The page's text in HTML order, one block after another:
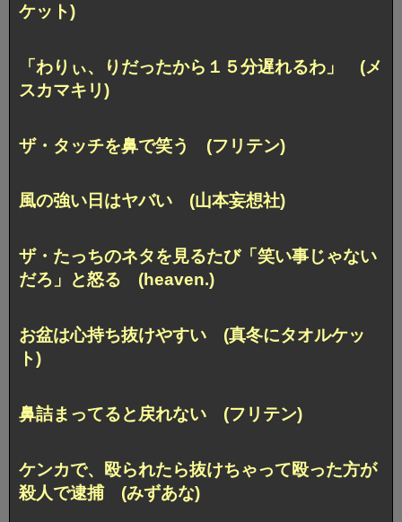
ケット)
「わりぃ、りだったから１５分遅れるわ」 (メ
スカマキリ)
ザ・タッチを鼻で笑う (フリテン)
風の強い日はヤバい (山本妄想社)
ザ・たっちのネタを見るたび「笑い事じゃない
だろ」と怒る (heaven.)
お盆は心持ち抜けやすい (真冬にタオルケッ
ト)
鼻詰まってると戻れない (フリテン)
ケンカで、殴られたら抜けちゃって殴った方が
殺人で逮捕 (みずあな)